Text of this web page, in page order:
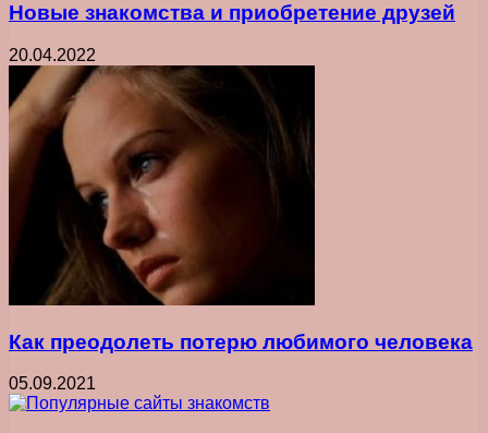
Новые знакомства и приобретение друзей
20.04.2022
Как преодолеть потерю любимого человека
05.09.2021